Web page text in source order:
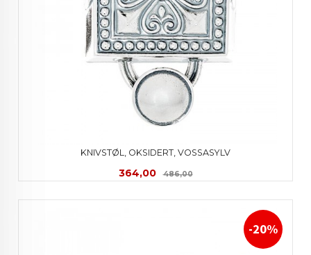
KNIVSTØL, OKSIDERT, VOSSASYLV
Tilbud
364,00 486,00Rabatt
-20%